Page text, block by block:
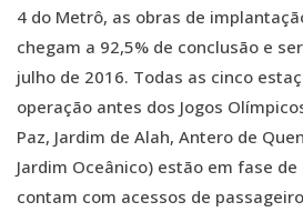
4 do Metrô, as obras de
chegam a 92,5% de conclusão e
julho de 2016. Todas as cinco
operação antes dos Jogos
Paz, Jardim de Alah, Antero de
Jardim Oceânico) estão em fase
contam com acessos de